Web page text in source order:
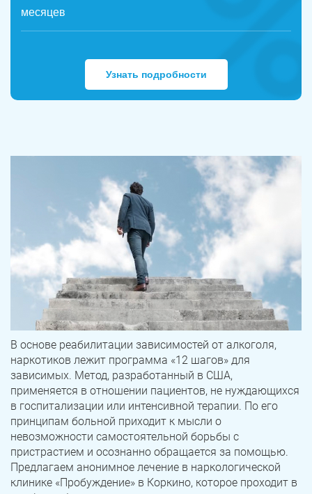
месяцев
Узнать подробности
В основе реабилитации зависимостей от алкоголя,
наркотиков лежит программа «12 шагов» для
зависимых. Метод, разработанный в США,
применяется в отношении пациентов, не нуждающихся
в госпитализации или интенсивной терапии. По его
принципам больной приходит к мысли о
невозможности самостоятельной борьбы с
пристрастием и осознанно обращается за помощью.
Предлагаем анонимное лечение в наркологической
клинике «Пробуждение» в Коркино, которое проходит в